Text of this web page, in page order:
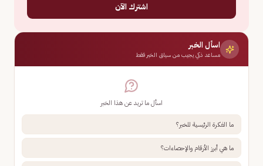
اشترك الآن
اسأل الخبر
مساعد ذكي يجيب من سياق الخبر فقط
اسأل ما تريد عن هذا الخبر
ما الفكرة الرئيسية للخبر؟
ما هي أبرز الأرقام والإحصاءات؟